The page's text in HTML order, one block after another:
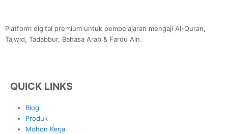
Platform digital premium untuk pembelajaran mengaji Al-Quran,
Tajwid, Tadabbur, Bahasa Arab & Fardu Ain.
QUICK LINKS
Blog
Produk
Mohon Kerja